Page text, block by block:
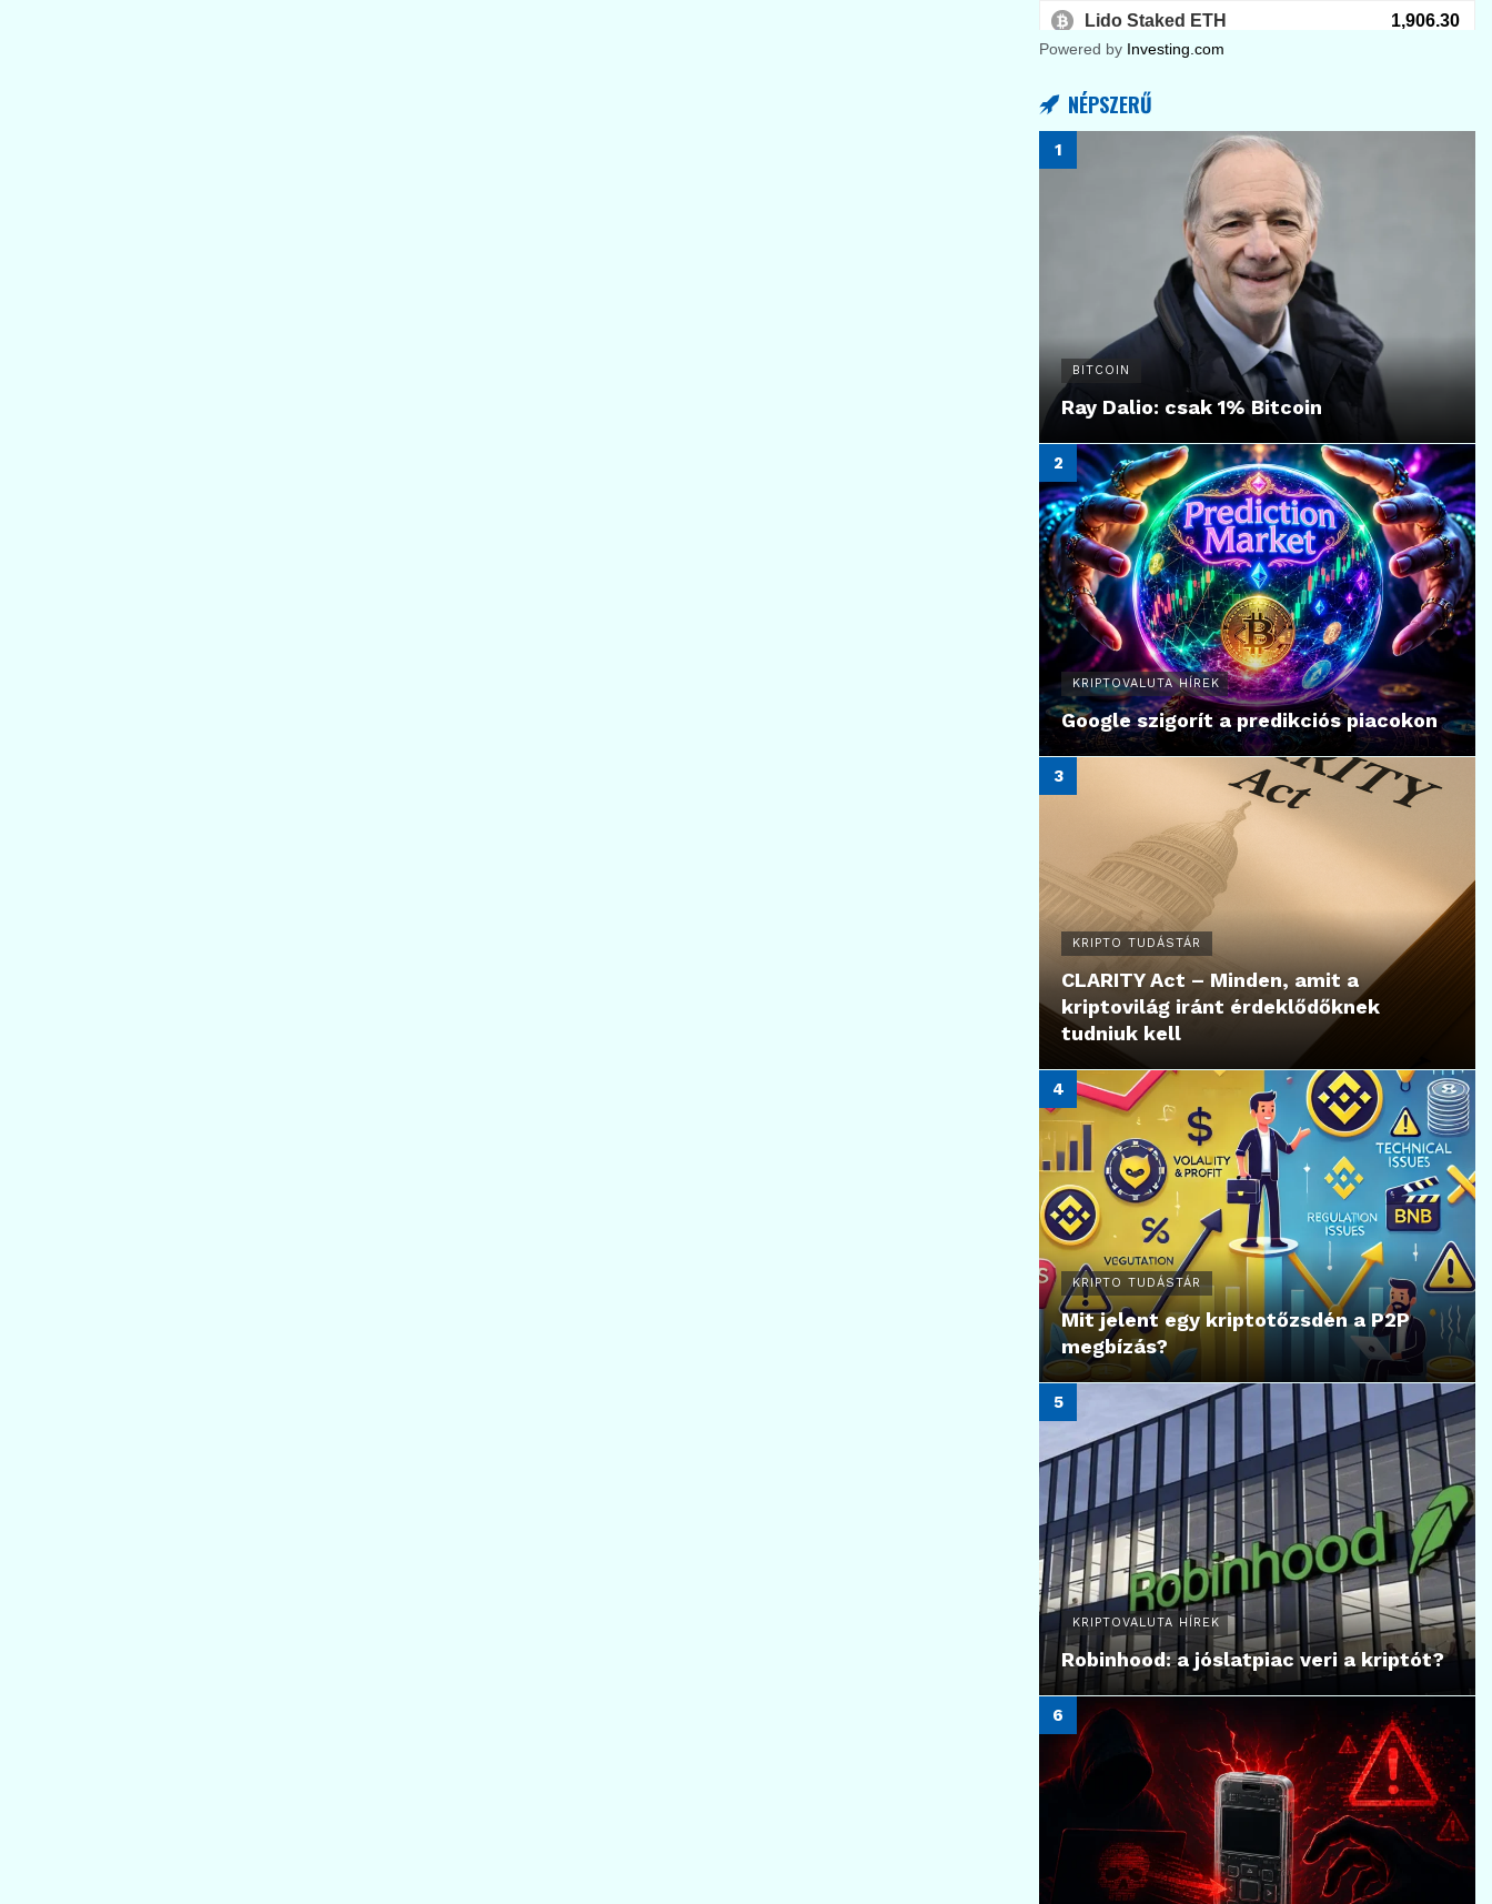
Powered by Investing.com
NÉPSZERŰ
BITCOIN
Ray Dalio: csak 1% Bitcoin
KRIPTOVALUTA HÍREK
Google szigorít a predikciós piacokon
KRIPTO TUDÁSTÁR
CLARITY Act – Minden, amit a
kriptovilág iránt érdeklődőknek
tudniuk kell
KRIPTO TUDÁSTÁR
Mit jelent egy kriptotőzsdén a P2P
megbízás?
KRIPTOVALUTA HÍREK
Robinhood: a jóslatpiac veri a kriptót?